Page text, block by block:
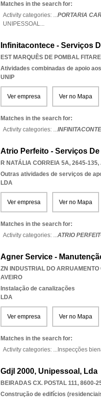
Matches in the search for:
Activity categories: ...PORTARIA
UNIPESSOAL...
Infinitacontece - Serviços
EST MARQUÊS DE POMBAL
Atividades combinadas de apoio
UNIP
Ver empresa Ver no Mapa
Matches in the search for:
Activity categories: ...
Atrio Perfeito - Serviços
R NATÁLIA CORREIA 5A, 2645-135,
Outras atividades de serviços de
LDA
Ver empresa Ver no Mapa
Matches in the search for:
Activity categories: ...ATRIO
Agner Service -
ZN INDUSTRIAL DO
AVEIRO
Instalação de canalizações
LDA
Ver empresa Ver no Mapa
Matches in the search for:
Activity categories: ... Inspecções
Gdjl 2000, Unipessoal, Lda
BEIRADAS CX. POSTAL 111, 8600-
Construção de edifícios